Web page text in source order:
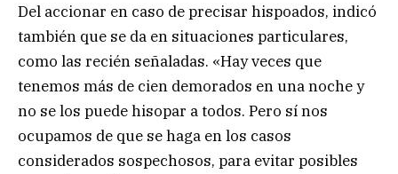
Del accionar en caso de precisar hispoados, indicó
también que se da en situaciones particulares,
como las recién señaladas. «Hay veces que
tenemos más de cien demorados en una noche y
no se los puede hisopar a todos. Pero sí nos
ocupamos de que se haga en los casos
considerados sospechosos, para evitar posibles